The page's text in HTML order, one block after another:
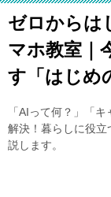
ゼロからは
マホ教室｜
す「はじめ
「AIって何？」「
解決！暮らしに役
説します。